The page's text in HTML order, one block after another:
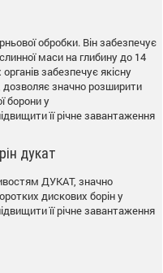
обробки. Він забезпечує
маси на глибину до 14
забезпечує якісну
дозволяє значно розширити
борони у
її річне завантаження
дукат
ДУКАТ, значно
дискових борін у
її річне завантаження